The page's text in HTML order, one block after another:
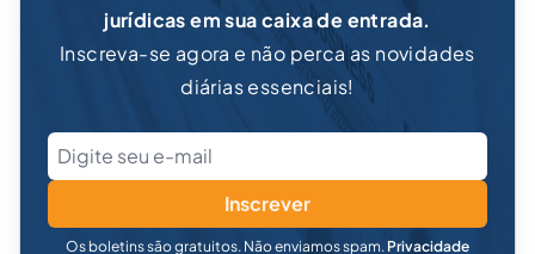
jurídicas em sua caixa de entrada.
Inscreva-se agora e não perca as novidades
diárias essenciais!
Inscrever
Os boletins são gratuitos. Não enviamos spam. Privacidade